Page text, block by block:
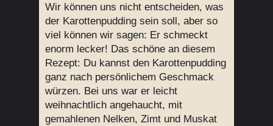
Wir können uns nicht entscheiden, was
der Karottenpudding sein soll, aber so
viel können wir sagen: Er schmeckt
enorm lecker! Das schöne an diesem
Rezept: Du kannst den Karottenpudding
ganz nach persönlichem Geschmack
würzen. Bei uns war er leicht
weihnachtlich angehaucht, mit
gemahlenen Nelken, Zimt und Muskat